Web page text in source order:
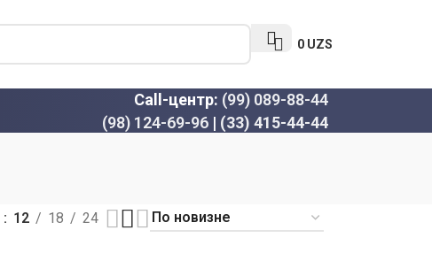
0 UZS
Call-центр: (99) 089-88-44
(98) 124-69-96 | (33) 415-44-44
12 18 24